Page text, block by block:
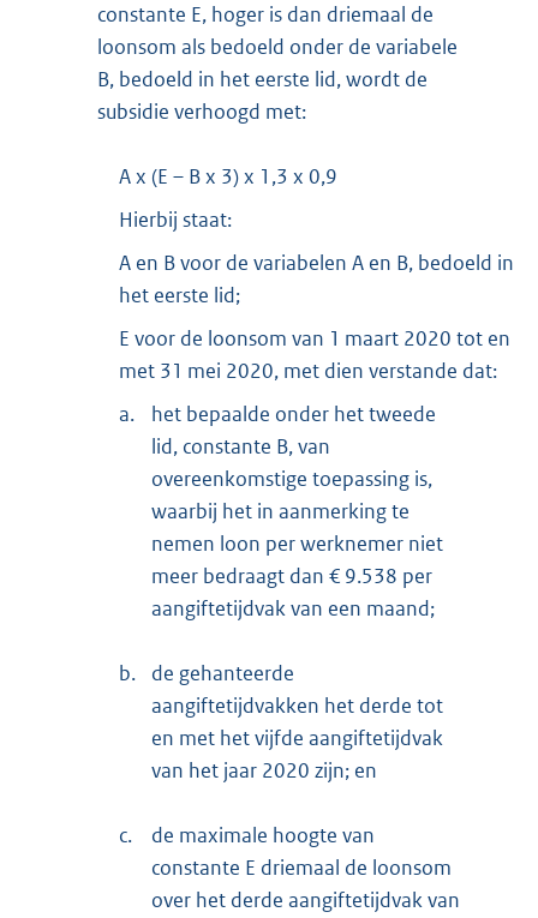
constante E, hoger is dan driemaal de
loonsom als bedoeld onder de variabele
B, bedoeld in het eerste lid, wordt de
subsidie verhoogd met:
A x (E – B x 3) x 1,3 x 0,9
Hierbij staat:
A en B voor de variabelen A en B, bedoeld in
het eerste lid;
E voor de loonsom van 1 maart 2020 tot en
met 31 mei 2020, met dien verstande dat:
a.
het bepaalde onder het tweede
lid, constante B, van
overeenkomstige toepassing is,
waarbij het in aanmerking te
nemen loon per werknemer niet
meer bedraagt dan € 9.538 per
aangiftetijdvak van een maand;
b.
de gehanteerde
aangiftetijdvakken het derde tot
en met het vijfde aangiftetijdvak
van het jaar 2020 zijn; en
c.
de maximale hoogte van
constante E driemaal de loonsom
over het derde aangiftetijdvak van